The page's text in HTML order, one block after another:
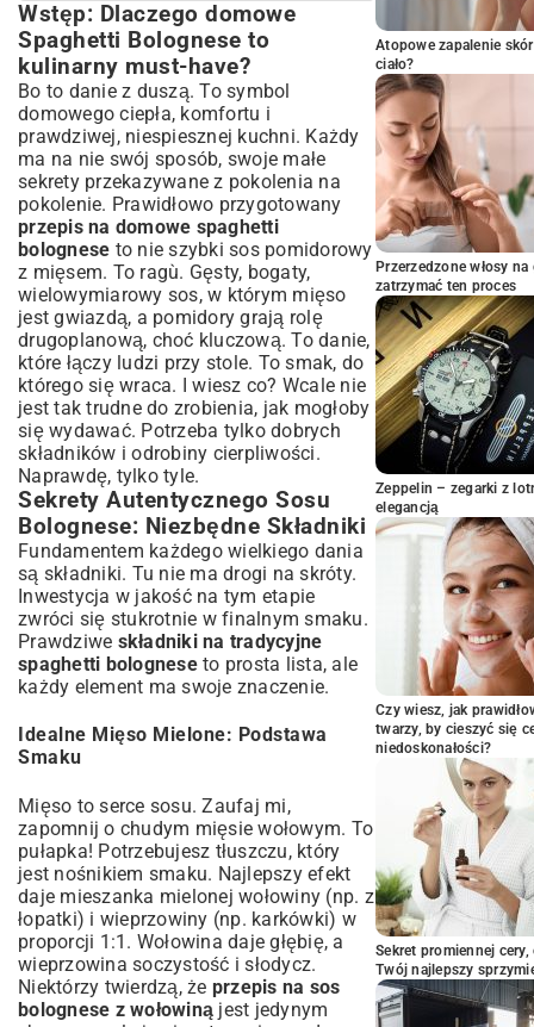
Wstęp: Dlaczego domowe Spaghetti
Bolognese to kulinarny must-have?
Sekrety Autentycznego Sosu Bolognese:
Niezbędne Składniki
Przygotowanie Klasycznego Sosu
Bolognese Krok po Kroku
Jak Długo Dusić Sos Bolognese dla
Optymalnego Smaku?
Idealny Makaron Spaghetti: Jak Ugotować
Al Dente?
Wariacje i Ulepszenia: Odkryj Nowe Smaki
Bolognese
Serwowanie i Przechowywanie: Ciesz Się
Smakiem Dłużej
Podsumowanie: Twoje Najlepsze Domowe
Spaghetti Bolognese
Wstęp: Dlaczego domowe
Spaghetti Bolognese to
kulinarny must-have?
Bo to danie z duszą. To symbol
domowego ciepła, komfortu i
prawdziwej, niespiesznej kuchni. Każdy
ma na nie swój sposób, swoje małe
sekrety przekazywane z pokolenia na
pokolenie. Prawidłowo przygotowany
przepis na domowe spaghetti
bolognese to nie szybki sos pomidorowy
z mięsem. To ragù. Gęsty, bogaty,
wielowymiarowy sos, w którym mięso
jest gwiazdą, a pomidory grają rolę
drugoplanową, choć kluczową. To danie,
które łączy ludzi przy stole. To smak, do
którego się wraca. I wiesz co? Wcale nie
jest tak trudne do zrobienia, jak mogłoby
się wydawać. Potrzeba tylko dobrych
składników i odrobiny cierpliwości.
Naprawdę, tylko tyle.
Sekrety Autentycznego Sosu
Bolognese: Niezbędne Składniki
Fundamentem każdego wielkiego dania
są składniki. Tu nie ma drogi na skróty.
Inwestycja w jakość na tym etapie
zwróci się stukrotnie w finalnym smaku.
Prawdziwe składniki na tradycyjne
spaghetti bologneseto prosta lista, ale
każdy element ma swoje znaczenie.
Idealne Mięso Mielone: Podstawa
Smaku
Mięso to serce sosu. Zaufaj mi,
zapomnij o chudym mięsie wołowym. To
pułapka! Potrzebujesz tłuszczu, który
jest nośnikiem smaku. Najlepszy efekt
daje mieszanka mielonej wołowiny (np. z
łopatki) i wieprzowiny (np. karkówki) w
proporcji 1:1. Wołowina daje głębię, a
wieprzowina soczystość i słodycz.
Niektórzy twierdzą, że przepis na sos
bolognese z wołowiną jest jedynym
Atopowe zapalenie
ciało?
Przerzedzone włosy
zatrzymać ten proces
Zeppelin – zegarki z
elegancją
Czy wiesz, jak
twarzy, by cieszyć się
niedoskonałości?
Sekret promiennej
Twój najlepszy